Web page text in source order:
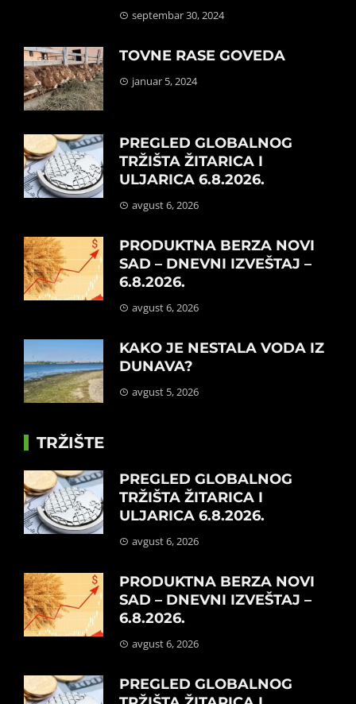
septembar 30, 2024
TOVNE RASE GOVEDA
januar 5, 2024
PREGLED GLOBALNOG
TRŽIŠTA ŽITARICA I
ULJARICA 6.8.2026.
avgust 6, 2026
PRODUKTNA BERZA NOVI
SAD – DNEVNI IZVEŠTAJ –
6.8.2026.
avgust 6, 2026
KAKO JE NESTALA VODA IZ
DUNAVA?
avgust 5, 2026
TRŽIŠTE
PREGLED GLOBALNOG
TRŽIŠTA ŽITARICA I
ULJARICA 6.8.2026.
avgust 6, 2026
PRODUKTNA BERZA NOVI
SAD – DNEVNI IZVEŠTAJ –
6.8.2026.
avgust 6, 2026
PREGLED GLOBALNOG